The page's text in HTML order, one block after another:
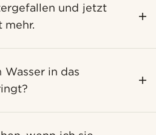
und jetzt
mehr.
Wasser in das